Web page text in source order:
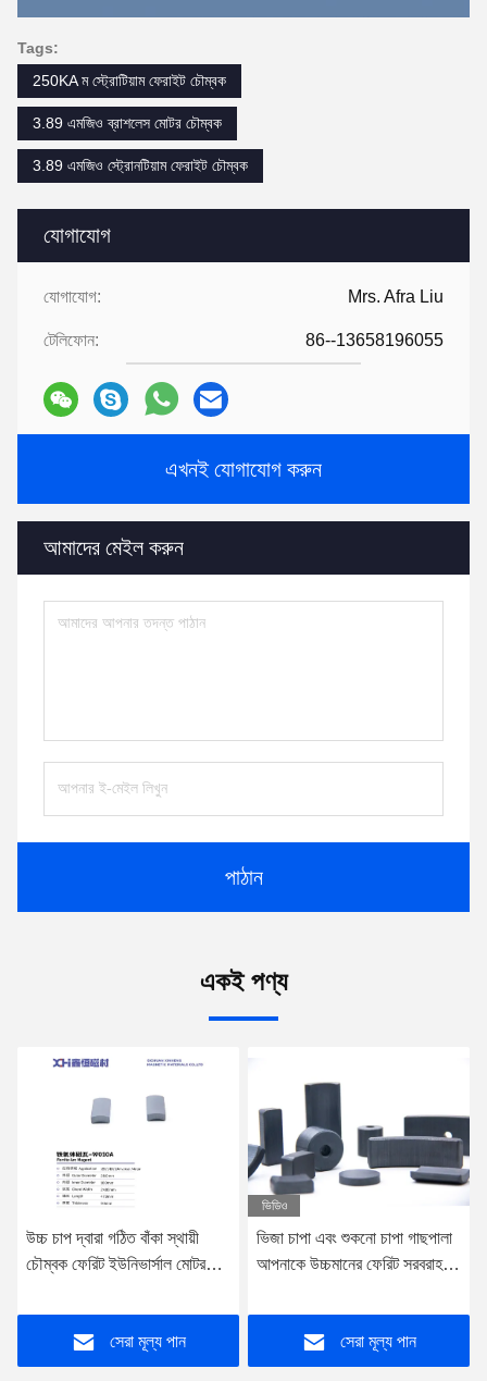
যোগাযোগ
যোগাযোগ: Mrs. Afra Liu
টেলিফোন: 86--13658196055
এখনই যোগাযোগ করুন
আমাদের মেইল ​​করুন
পাঠান
Tags:
250KA ম স্ট্রোটিয়াম ফেরাইট চৌম্বক
3.89 এমজিও ব্রাশলেস মোটর চৌম্বক
3.89 এমজিও স্ট্রোনটিয়াম ফেরাইট চৌম্বক
একই পণ্য
উচ্চ চাপ দ্বারা গঠিত বাঁকা স্থায়ী
চৌম্বক ফেরিট ইউনিভার্সাল মোটর
সেরা মূল্য পান
ভিডিও
ভিজা চাপা এবং শুকনো চাপা গাছপালা
আপনাকে উচ্চমানের ফেরিট সরবরাহ
সেরা মূল্য পান